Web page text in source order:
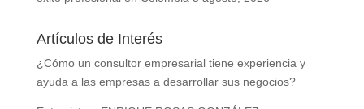
Artículos de Interés
¿Cómo un consultor empresarial tiene experiencia y
ayuda a las empresas a desarrollar sus negocios?